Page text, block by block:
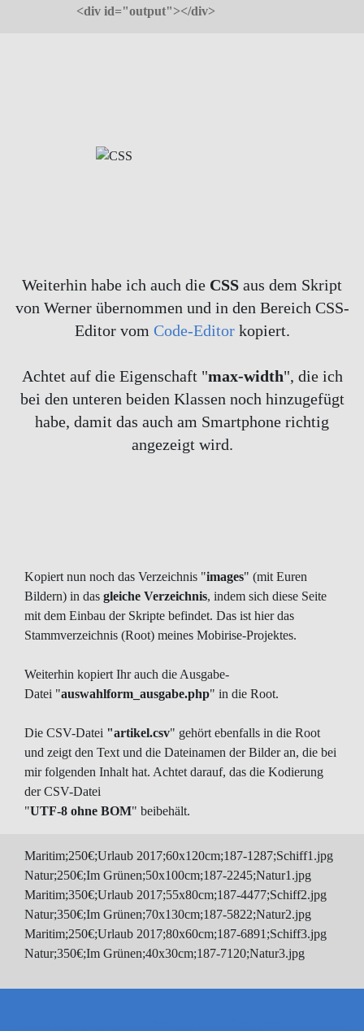
<div id="output"></div>
Weiterhin habe ich auch die CSS aus dem Skript
von Werner übernommen und in den Bereich CSS-
Editor vom Code-Editorkopiert.
Achtet auf die Eigenschaft "max-width", die ich
bei den unteren beiden Klassen noch hinzugefügt
habe, damit das auch am Smartphone richtig
angezeigt wird.
Kopiert nun noch das Verzeichnis "images" (mit Euren
Bildern) in das gleiche Verzeichnis, indem sich diese Seite
mit dem Einbau der Skripte befindet. Das ist hier das
Stammverzeichnis (Root) meines Mobirise-Projektes.
Weiterhin kopiert Ihr auch die Ausgabe-
Datei "auswahlform_ausgabe.php" in die Root.
Die CSV-Datei "artikel.csv" gehört ebenfalls in die Root
und zeigt den Text und die Dateinamen der Bilder an, die bei
mir folgenden Inhalt hat. Achtet darauf, das die Kodierung
der CSV-Datei
"UTF-8 ohne BOM" beibehält.
Maritim;250€;Urlaub 2017;60x120cm;187-1287;Schiff1.jpg
Natur;250€;Im Grünen;50x100cm;187-2245;Natur1.jpg
Maritim;350€;Urlaub 2017;55x80cm;187-4477;Schiff2.jpg
Natur;350€;Im Grünen;70x130cm;187-5822;Natur2.jpg
Maritim;250€;Urlaub 2017;80x60cm;187-6891;Schiff3.jpg
Natur;350€;Im Grünen;40x30cm;187-7120;Natur3.jpg